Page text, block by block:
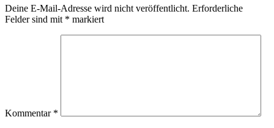
Deine E-Mail-Adresse wird nicht veröffentlicht. Erforderliche
Felder sind mit * markiert
Kommentar *